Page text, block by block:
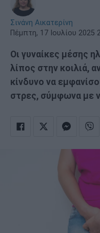
Σινάνη Αικατερίνη
Πέμπτη, 17 Ιουλίου 2025
Οι γυναίκες μέσης
λίπος στην κοιλιά,
κίνδυνο να
στρες, σύμφωνα με